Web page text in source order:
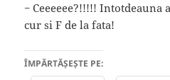
− Ceeeeee?!!!!! Intotdeauna
cur si F de la fata!
ÎMPĂRTĂȘEȘTE PE: